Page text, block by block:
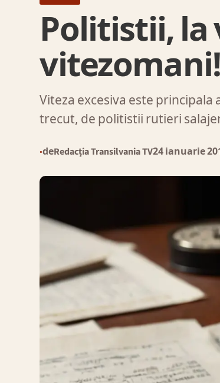
Politistii, la
vitezomani!
Viteza excesiva este
trecut, de politistii rutieri
●deRedacția Transilvania TV24 ianuarie